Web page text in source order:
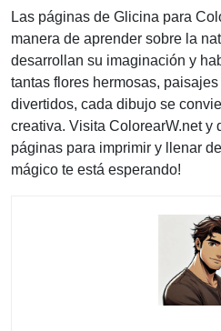
Las páginas de Glicina para
manera de aprender sobre la
desarrollan su imaginación y
tantas flores hermosas,
divertidos, cada dibujo se
creativa. Visita ColorearW.net y
páginas para imprimir y llenar
mágico te está esperando!